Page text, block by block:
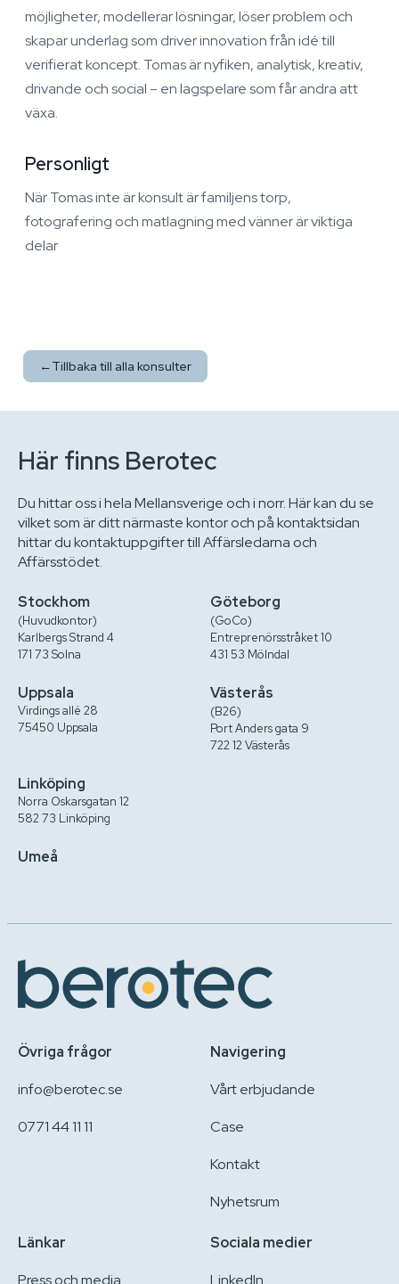
möjligheter, modellerar lösningar, löser problem och
skapar underlag som driver innovation från idé till
verifierat koncept. Tomas är nyfiken, analytisk, kreativ,
drivande och social – en lagspelare som får andra att
växa.
Personligt
När Tomas inte är konsult är familjens torp,
fotografering och matlagning med vänner är viktiga
delar
← Tillbaka till alla konsulter
Här finns Berotec
Du hittar oss i hela Mellansverige och i norr. Här kan du se
vilket som är ditt närmaste kontor och på kontaktsidan
hittar du kontaktuppgifter till Affärsledarna och
Affärsstödet.
Stockhom
(Huvudkontor)
Karlbergs Strand 4
171 73 Solna
Uppsala
Virdings allé 28
75450 Uppsala
Göteborg
(GoCo)
Entreprenörsstråket 10
431 53 Mölndal
Västerås
(B26)
Port Anders gata 9
722 12 Västerås
Linköping
Norra Oskarsgatan 12
582 73 Linköping
Umeå
Övriga frågor
info@berotec.se
0771 44 11 11
Navigering
Vårt erbjudande
Case
Kontakt
Nyhetsrum
Länkar
Press och media
Sociala medier
LinkedIn